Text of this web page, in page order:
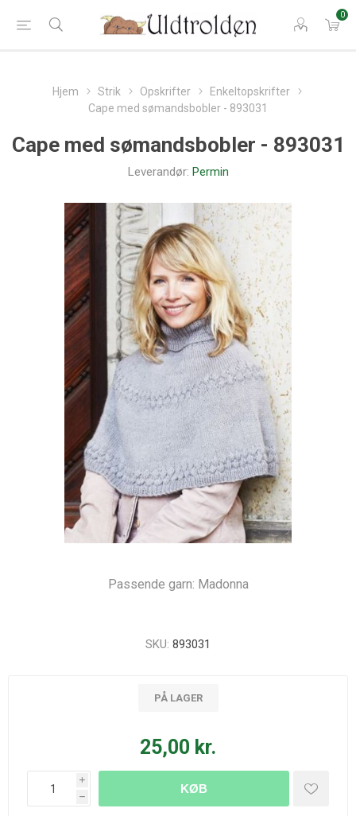
0
Hjem Strik Opskrifter
Enkeltopskrifter
Cape med sømandsbobler - 893031
Cape med sømandsbobler - 893031
Leverandør: Permin
Passende garn: Madonna
SKU: 893031
PÅ LAGER
25,00 kr.
i
h
KØB